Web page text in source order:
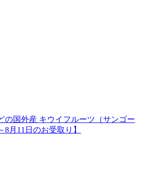
の国外産 キウイフルーツ（サンゴー
8月11日のお受取り】